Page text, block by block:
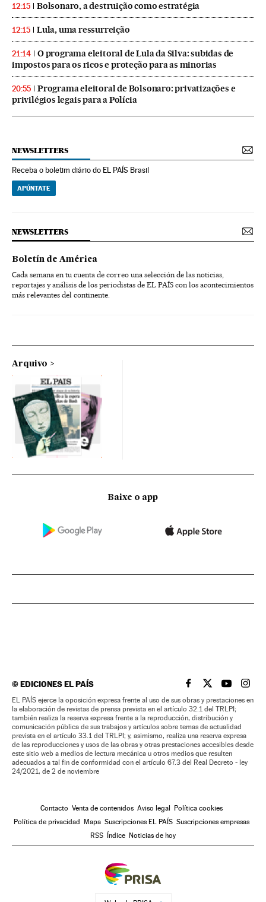
12:15 Bolsonaro, a destruição como estratégia
12:15 Lula, uma ressurreição
21:14
O programa eleitoral de Lula da Silva: subidas de
impostos para os ricos e proteção para as minorias
20:55
Programa eleitoral de Bolsonaro: privatizações e
privilégios legais para a Polícia
NEWSLETTERS
Receba o boletim diário do EL PAÍS Brasil
APÚNTATE
NEWSLETTERS
Boletín de América
Cada semana en tu cuenta de correo una selección de las noticias,
reportajes y análisis de los periodistas de EL PAÍS con los acontecimientos
más relevantes del continente.
Arquivo
Baixe o app
©EDICIONES EL PAÍS EL PAÍS BRASIL EN
EL PAÍSEL PAÍS
EL
EL PAÍS ejerce la oposición expresa frente al uso de sus obras y prestaciones en
la elaboración de revistas de prensa prevista en el artículo 32.1 del TRLPI;
también realiza la reserva expresa frente a la reproducción, distribución y
comunicación pública de sus trabajos y artículos sobre temas de actualidad
prevista en el artículo 33.1 del TRLPI; y, asimismo, realiza una reserva expresa
de las reproducciones y usos de las obras y otras prestaciones accesibles desde
este sitio web a medios de lectura mecánica u otros medios que resulten
adecuados a tal fin de conformidad con el artículo 67.3 del Real Decreto - ley
24/2021, de 2 de noviembre
Contacto Venta de contenidos Aviso legal Política cookies
Política de privacidad Mapa Suscripciones EL PAÍS Suscripciones empresas
RSS Índice Noticias de hoy